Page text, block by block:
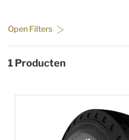
Open Filters
1 Producten